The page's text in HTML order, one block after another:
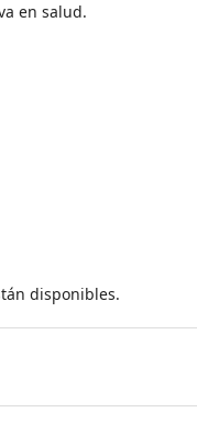
en salud.
disponibles.